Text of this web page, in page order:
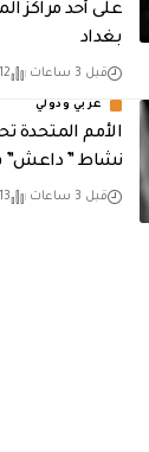
على أحد مراكز
بغداد
قبل 3 ساعات 12 مشاهدات
عربي ودولي
الأمم المتحدة
نشاط ” داعش”
قبل 3 ساعات 13 مشاهدات